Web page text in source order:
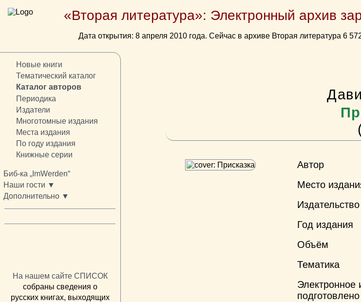
«Вторая литература»: Электронный архив
Дата открытия: 8 апреля 2010 года. Сейчас в архиве Вторая литература 6
Новые книги
Тематический каталог
Каталог авторов
Периодика
Издатели
Многотомные издания
Места издания
По году издания
Книжные серии
Биб-ка „ImWerden“
Наши гости ▼
Дополнительно ▼
На нашем сайте СПИСОК
собраны сведения о
русских книгах, выходящих
Автор
Место
Издательство
Год издания
Объём
Тематика
Электронное
подготовлено